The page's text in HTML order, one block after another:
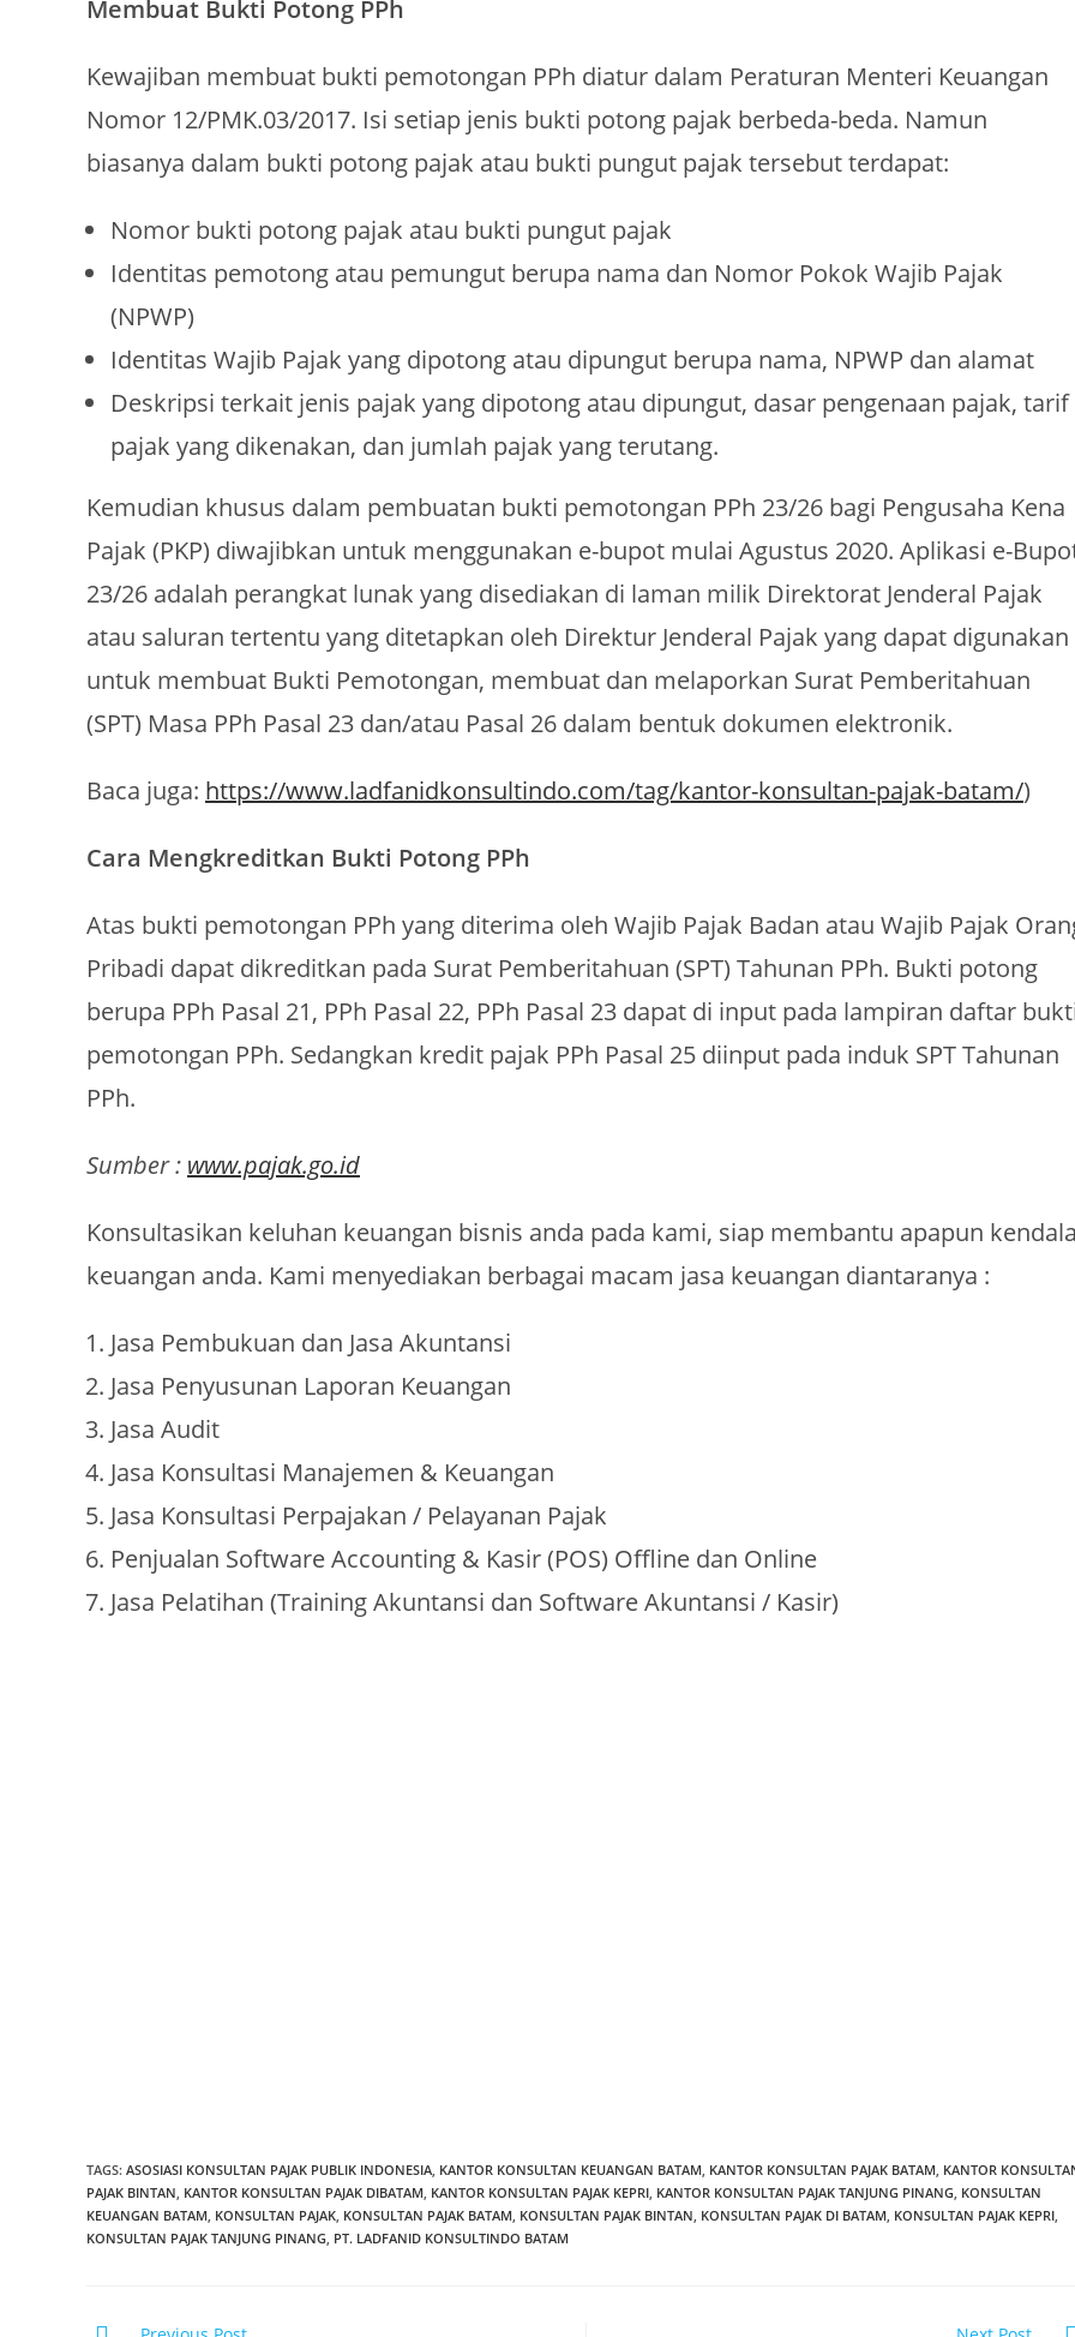
Membuat Bukti Potong PPh
Kewajiban membuat bukti pemotongan PPh diatur dalam Peraturan Menteri Keuangan
Nomor 12/PMK.03/2017. Isi setiap jenis bukti potong pajak berbeda-beda. Namun
biasanya dalam bukti potong pajak atau bukti pungut pajak tersebut terdapat:
Nomor bukti potong pajak atau bukti pungut pajak
Identitas pemotong atau pemungut berupa nama dan Nomor Pokok Wajib Pajak
(NPWP)
Identitas Wajib Pajak yang dipotong atau dipungut berupa nama, NPWP dan alamat
Deskripsi terkait jenis pajak yang dipotong atau dipungut, dasar pengenaan pajak, tarif
pajak yang dikenakan, dan jumlah pajak yang terutang.
Kemudian khusus dalam pembuatan bukti pemotongan PPh 23/26 bagi Pengusaha Kena
Pajak (PKP) diwajibkan untuk menggunakan e-bupot mulai Agustus 2020. Aplikasi e-
23/26 adalah perangkat lunak yang disediakan di laman milik Direktorat Jenderal Pajak
atau saluran tertentu yang ditetapkan oleh Direktur Jenderal Pajak yang dapat digunakan
untuk membuat Bukti Pemotongan, membuat dan melaporkan Surat Pemberitahuan
(SPT) Masa PPh Pasal 23 dan/atau Pasal 26 dalam bentuk dokumen elektronik.
Baca juga: https://www.ladfanidkonsultindo.com/tag/kantor-konsultan-pajak-batam/)
Cara Mengkreditkan Bukti Potong PPh
Atas bukti pemotongan PPh yang diterima oleh Wajib Pajak Badan atau Wajib Pajak
Pribadi dapat dikreditkan pada Surat Pemberitahuan (SPT) Tahunan PPh. Bukti potong
berupa PPh Pasal 21, PPh Pasal 22, PPh Pasal 23 dapat di input pada lampiran daftar
pemotongan PPh. Sedangkan kredit pajak PPh Pasal 25 diinput pada induk SPT Tahunan
PPh.
Sumber : www.pajak.go.id
Konsultasikan keluhan keuangan bisnis anda pada kami, siap membantu apapun kendala
keuangan anda. Kami menyediakan berbagai macam jasa keuangan diantaranya :
Jasa Pembukuan dan Jasa Akuntansi
Jasa Penyusunan Laporan Keuangan
Jasa Audit
Jasa Konsultasi Manajemen & Keuangan
Jasa Konsultasi Perpajakan / Pelayanan Pajak
Penjualan Software Accounting & Kasir (POS) Offline dan Online
Jasa Pelatihan (Training Akuntansi dan Software Akuntansi / Kasir)
TAGS: ASOSIASI KONSULTAN PAJAK PUBLIK INDONESIA KANTOR KONSULTAN KEUANGAN BATAM KANTOR KONSULTAN PAJAK BATAM KANTOR
PAJAK BINTAN KANTOR KONSULTAN PAJAK DIBATAM KANTOR KONSULTAN PAJAK KEPRI KANTOR KONSULTAN PAJAK TANJUNG PINANG KONSULTAN
KEUANGAN BATAM KONSULTAN PAJAK KONSULTAN PAJAK BATAM KONSULTAN PAJAK BINTAN KONSULTAN PAJAK DI BATAM KONSULTAN PAJAK KEPRI
KONSULTAN PAJAK TANJUNG PINANG PT. LADFANID KONSULTINDO BATAM